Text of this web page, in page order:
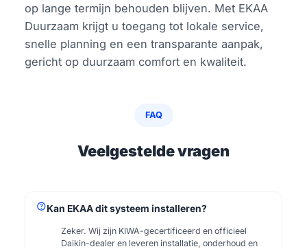
op lange termijn behouden blijven. Met EKAA
Duurzaam krijgt u toegang tot lokale service,
snelle planning en een transparante aanpak,
gericht op duurzaam comfort en kwaliteit.
FAQ
Veelgestelde vragen
helpKan EKAA dit systeem installeren?
Zeker. Wij zijn KIWA-gecertificeerd en officieel
Daikin-dealer en leveren installatie, onderhoud en